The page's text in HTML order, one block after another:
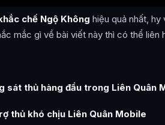
chế Ngộ Không hiệu quả nhất,
mắc gì về bài viết này thì có thể liên
sát thủ hàng đầu trong Liên Quân
thủ khó chịu Liên Quân Mobile